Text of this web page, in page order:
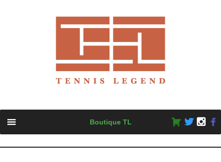
content
Boutique TL